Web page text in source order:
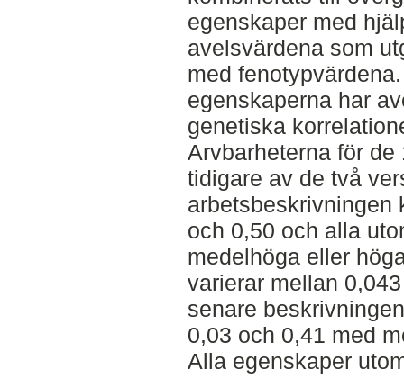
egenskaper med
avelsvärdena som
med
egenskaperna har
genetiska
Arvbarheterna för
tidigare av de två
arbetsbeskrivningen
och 0,50 och alla
medelhöga eller
varierar mellan
senare
0,03 och 0,41 med
Alla egenskaper